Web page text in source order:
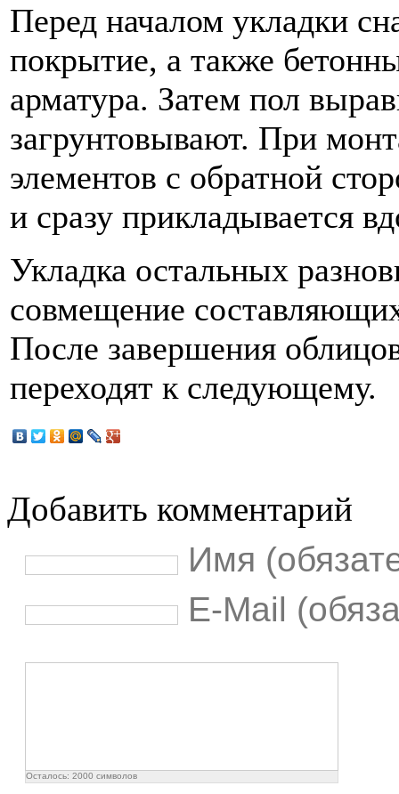
Перед началом укладки
покрытие, а также
арматура. Затем пол
загрунтовывают. При
элементов с обратной
и сразу прикладывается
Укладка остальных
совмещение
После завершения
переходят к следующему.
Добавить комментарий
Имя
E-Mail
Осталось: 2000 символов